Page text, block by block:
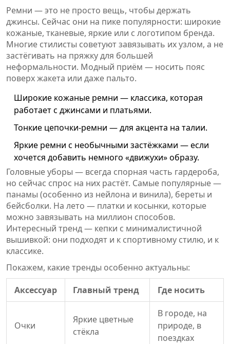
Ремни — это не просто вещь, чтобы держать
джинсы. Сейчас они на пике популярности: широкие
кожаные, тканевые, яркие или с логотипом бренда.
Многие стилисты советуют завязывать их узлом, а не
застёгивать на пряжку для большей
неформальности. Модный приём — носить пояс
поверх жакета или даже пальто.
Широкие кожаные ремни — классика, которая
работает с джинсами и платьями.
Тонкие цепочки-ремни — для акцента на талии.
Яркие ремни с необычными застёжками — если
хочется добавить немного «движухи» образу.
Головные уборы — всегда спорная часть гардероба,
но сейчас спрос на них растёт. Самые популярные —
панамы (особенно из нейлона и винила), береты и
бейсболки. На лето — платки и косынки, которые
можно завязывать на миллион способов.
Интересный тренд — кепки с минималистичной
вышивкой: они подходят и к спортивному стилю, и к
классике.
Покажем, какие тренды особенно актуальны:
Аксессуар
Главный тренд Где носить
Очки
Яркие цветные
стёкла
В городе, на
природе, в
поездках